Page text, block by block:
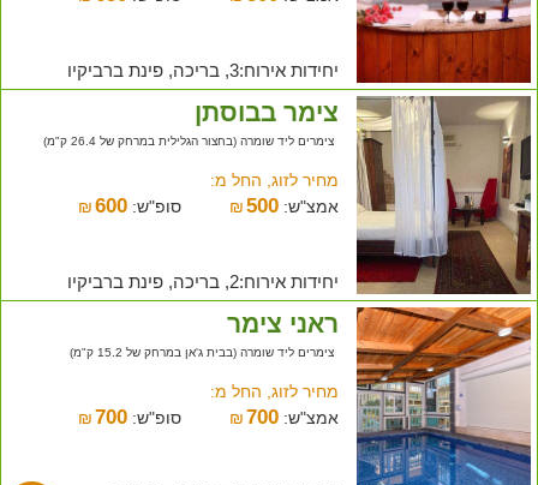
יחידות אירוח:3, בריכה, פינת ברביקיו
צימר בבוסתן
צימרים ליד שומרה (בחצור הגלילית במרחק של 26.4 ק"מ)
מחיר לזוג, החל מ:
אמצ"ש:
₪500 סופ"ש: ₪ 600
יחידות אירוח:2, בריכה, פינת ברביקיו
ראני צימר
צימרים ליד שומרה (בבית ג'אן במרחק של 15.2 ק"מ)
מחיר לזוג, החל מ:
אמצ"ש:
₪700 סופ"ש: ₪ 700